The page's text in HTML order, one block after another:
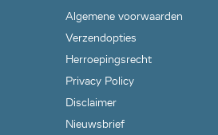
Algemene voorwaarden
Verzendopties
Herroepingsrecht
Privacy Policy
Disclaimer
Nieuwsbrief